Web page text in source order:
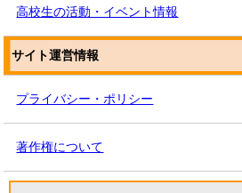
高校生の活動・イベント情報
サイト運営情報
プライバシー・ポリシー
著作権について